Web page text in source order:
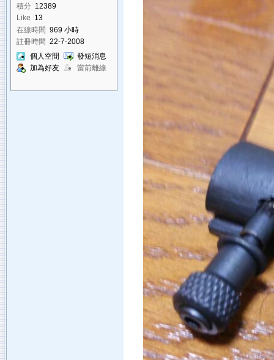
積分 12389
Like 13
在線時間 969 小時
註冊時間 22-7-2008
個人空間
發短消息
加為好友
當前離線